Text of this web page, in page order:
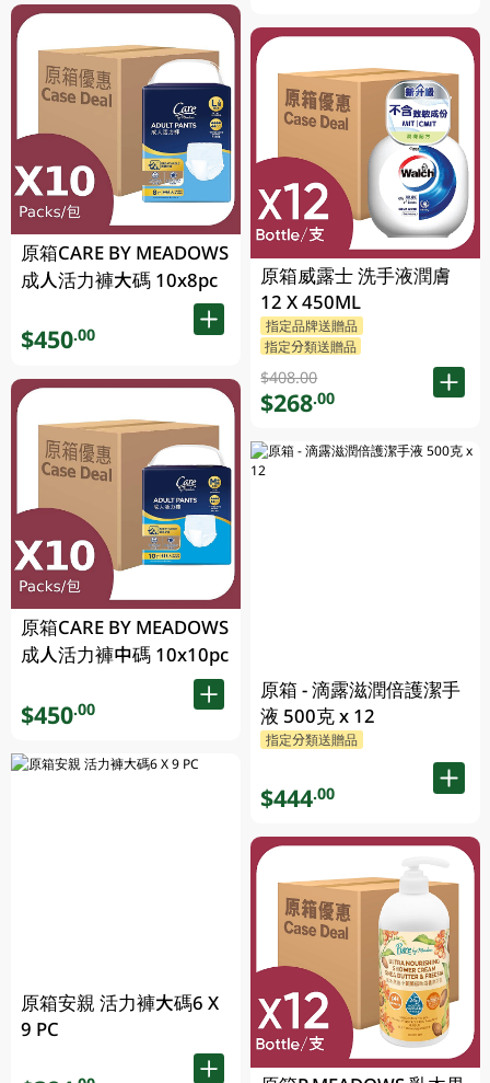
原箱CARE BY MEADOWS
成人活力褲大碼 10x8pc
$450.00
原箱CARE BY MEADOWS
成人活力褲中碼 10x10pc
$450.00
原箱安親 活力褲大碼6 X
9 PC
原箱威露士 洗手液潤膚
12 X 450ML
指定品牌送贈品
指定分類送贈品
$408.00
$268.00
原箱 - 滴露滋潤倍護潔手
液 500克 x 12
指定分類送贈品
$444.00